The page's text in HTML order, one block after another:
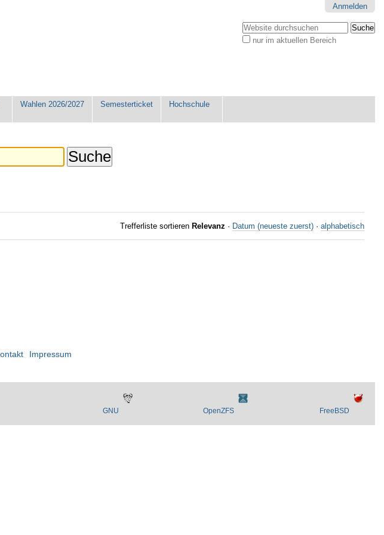
Anmelden
Website durchsuchen
nur im aktuellen Bereich
Wahlen 2026/2027 Semesterticket Hochschule
Trefferliste sortieren Relevanz · Datum (neueste zuerst) · alphabetisch
Impressum
GNU OpenZFS FreeBSD